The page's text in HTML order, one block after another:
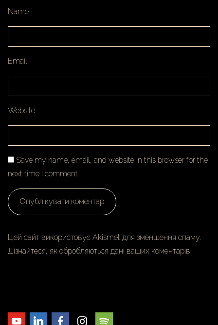
Name
Email
Website
Save my name, email, and website in this browser for the
next time I comment
Цей сайт використовує Akismet для зменшення спаму.
Дізнайтеся, як обробляються дані ваших коментарів.